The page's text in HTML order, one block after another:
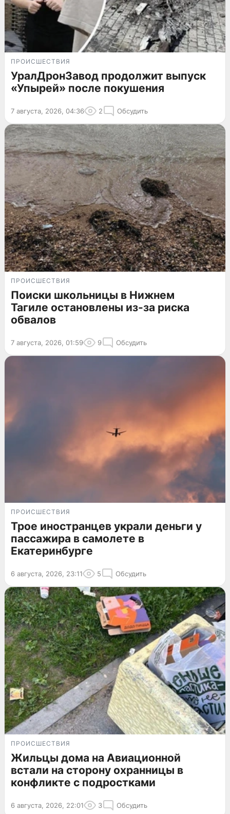
ПРОИСШЕСТВИЯ
УралДронЗавод продолжит выпуск
«Упырей» после покушения
7 августа, 2026, 04:36 2 Обсудить
ПРОИСШЕСТВИЯ
Поиски школьницы в Нижнем
Тагиле остановлены из-за риска
обвалов
7 августа, 2026, 01:59 9 Обсудить
ПРОИСШЕСТВИЯ
Трое иностранцев украли деньги у
пассажира в самолете в
Екатеринбурге
6 августа, 2026, 23:11 5 Обсудить
ПРОИСШЕСТВИЯ
Жильцы дома на Авиационной
встали на сторону охранницы в
конфликте с подростками
6 августа, 2026, 22:01 3 Обсудить